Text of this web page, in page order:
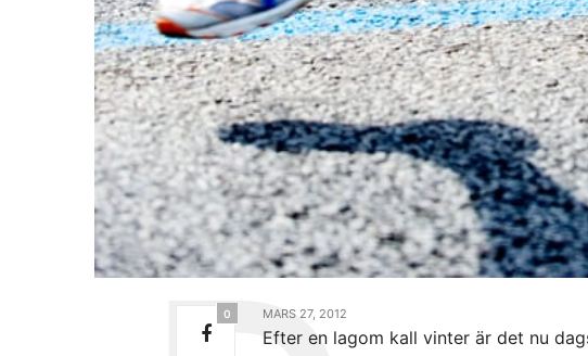
0 MARS 27, 2012
Efter en lagom kall vinter är det nu